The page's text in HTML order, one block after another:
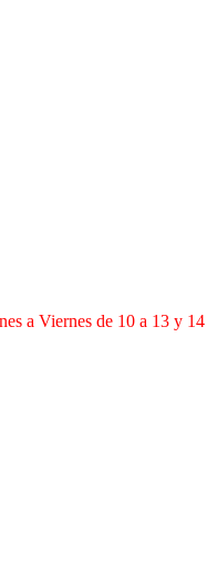
a Viernes de 10 a 13 y